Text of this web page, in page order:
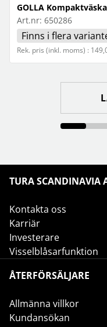
GOLLA
Art.nr: 650286
Finns i flera
Rek. pris (inkl. moms) :
TURA SCANDINAVIA
Kontakta oss
Karriär
Investerare
Visselblåsarfunktion
ÅTERFÖRSÄLJARE
Allmänna villkor
Kundansökan